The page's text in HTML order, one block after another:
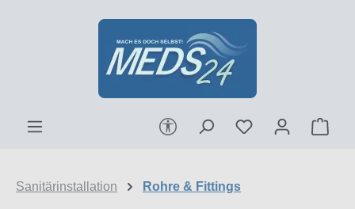
Zum Hauptinhalt springen
Werkzeugleiste anzeigen
Sanitärinstallation Rohre & Fittings